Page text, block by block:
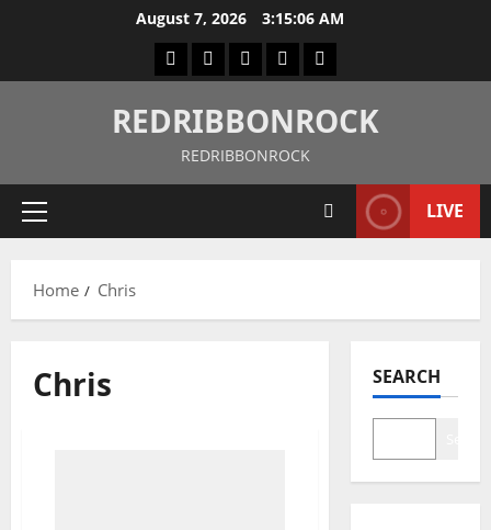
August 7, 2026 3:15:07 AM
REDRIBBONROCK
REDRIBBONROCK
LIVE
Home Chris
Chris SEARCH